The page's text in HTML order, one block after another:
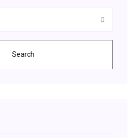
Search